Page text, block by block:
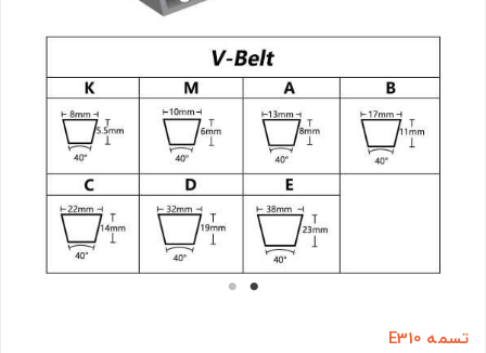
تسمه E310